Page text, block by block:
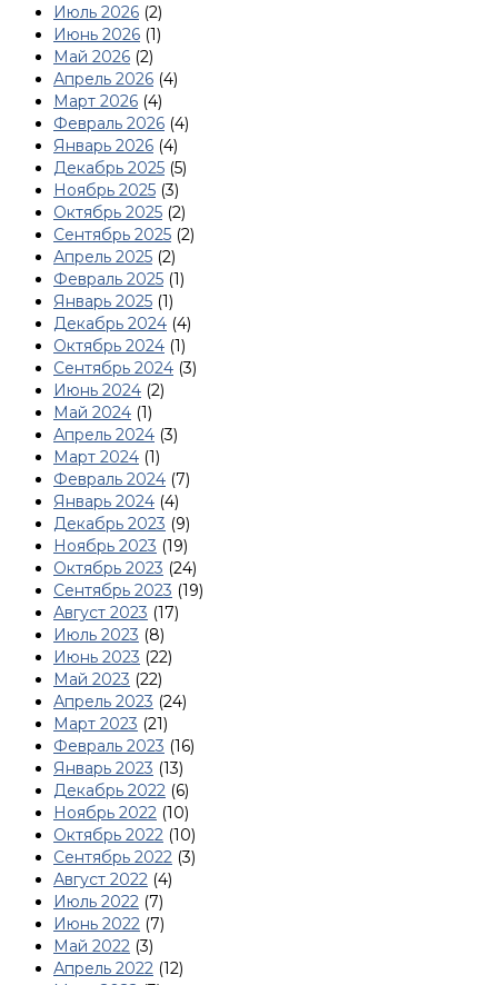
Июль 2026 (2)
Июнь 2026 (1)
Май 2026 (2)
Апрель 2026 (4)
Март 2026 (4)
Февраль 2026 (4)
Январь 2026 (4)
Декабрь 2025 (5)
Ноябрь 2025 (3)
Октябрь 2025 (2)
Сентябрь 2025 (2)
Апрель 2025 (2)
Февраль 2025 (1)
Январь 2025 (1)
Декабрь 2024 (4)
Октябрь 2024 (1)
Сентябрь 2024 (3)
Июнь 2024 (2)
Май 2024 (1)
Апрель 2024 (3)
Март 2024 (1)
Февраль 2024 (7)
Январь 2024 (4)
Декабрь 2023 (9)
Ноябрь 2023 (19)
Октябрь 2023 (24)
Сентябрь 2023 (19)
Август 2023 (17)
Июль 2023 (8)
Июнь 2023 (22)
Май 2023 (22)
Апрель 2023 (24)
Март 2023 (21)
Февраль 2023 (16)
Январь 2023 (13)
Декабрь 2022 (6)
Ноябрь 2022 (10)
Октябрь 2022 (10)
Сентябрь 2022 (3)
Август 2022 (4)
Июль 2022 (7)
Июнь 2022 (7)
Май 2022 (3)
Апрель 2022 (12)